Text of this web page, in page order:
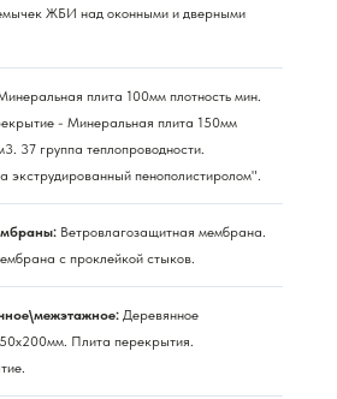
ЖБИ над оконными и дверными
плита 100мм плотность мин.
- Минеральная плита 150мм
37 группа теплопроводности.
экструдированный пенополистиролом".
Ветровлагозащитная мембрана.
с проклейкой стыков.
Деревянное
Плита перекрытия.